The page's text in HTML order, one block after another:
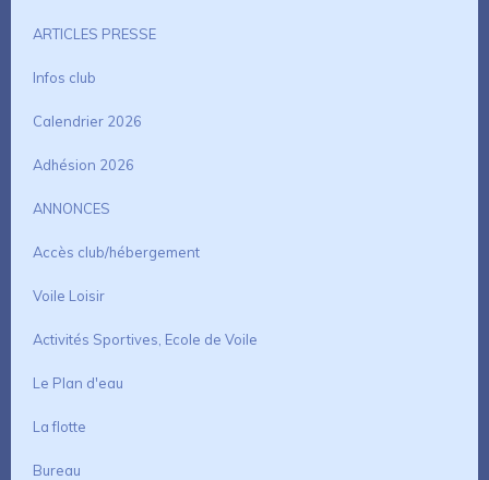
ARTICLES PRESSE
Infos club
Calendrier 2026
Adhésion 2026
ANNONCES
Accès club/hébergement
Voile Loisir
Activités Sportives, Ecole de Voile
Le Plan d'eau
La flotte
Bureau